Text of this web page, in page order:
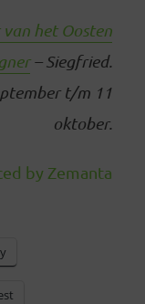
van het Oosten
– Siegfried.
t/m 11
oktober.